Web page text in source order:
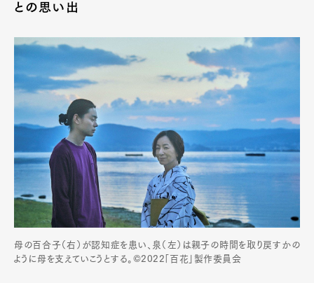
との思い出
母の百合子（右）が認知症を患い、泉（左）は親子の時間を取り戻すかの
ように母を支えていこうとする。©2022「百花」製作委員会